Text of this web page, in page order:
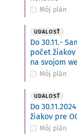
Môj plán
UDALOSŤ
Do 30.11.-
počet
na svojom
Môj plán
UDALOSŤ
Do
žiakov pre
Môj plán